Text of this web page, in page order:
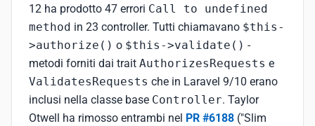
12 ha prodotto 47 errori Call to undefined
method in 23 controller. Tutti chiamavano $this-
>authorize() o $this->validate() -
metodi forniti dai trait AuthorizesRequests e
ValidatesRequests che in Laravel 9/10 erano
inclusi nella classe base Controller. Taylor
Otwell ha rimosso entrambi nel PR #6188 ("Slim